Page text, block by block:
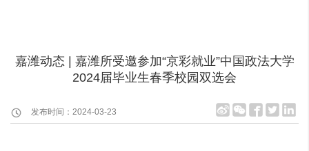
嘉潍动态 | 嘉潍所受邀参加“京彩就业”中国政法大学
2024届毕业生春季校园双选会
发布时间：2024-03-23